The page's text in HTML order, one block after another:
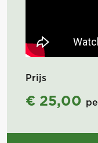
Prijs
€ 25,00